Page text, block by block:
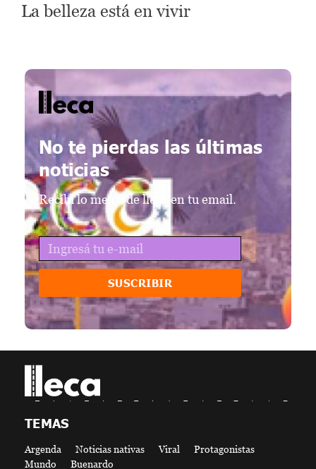
La belleza está en vivir
lleca - Periodismo callejero
Periodismo callejero
No te pierdas las últimas
noticias
Recibí lo mejor de lleca en tu email.
SUSCRIBIR
lleca - Periodismo callejero
Periodismo callejero
TEMAS
Argenda Noticias nativas Viral
Protagonistas
Mundo
Buenardo